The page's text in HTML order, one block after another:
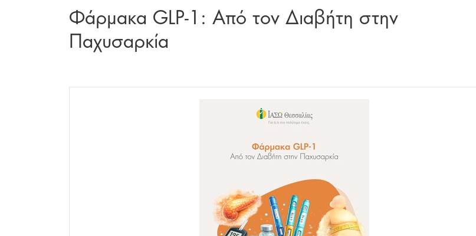
Φάρμακα GLP-1: Από τον Διαβήτη στην
Παχυσαρκία